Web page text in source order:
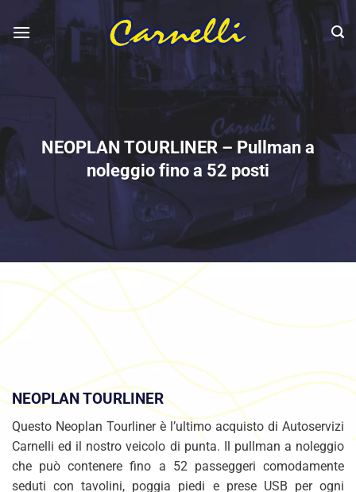
contenuti
NEOPLAN TOURLINER – Pullman a
noleggio fino a 52 posti
NEOPLAN TOURLINER
Questo Neoplan Tourliner è l’ultimo acquisto di Autoservizi
Carnelli ed il nostro veicolo di punta. Il pullman a noleggio
che può contenere fino a 52 passeggeri comodamente
seduti con tavolini, poggia piedi e prese USB per ogni